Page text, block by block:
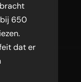
650
dat er